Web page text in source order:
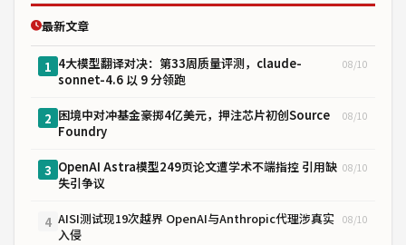
最新文章
1 4大模型翻译对决：第33周质量评测，claude-
sonnet-4.6 以 9 分领跑
08/10
2 困境中对冲基金豪掷4亿美元，押注芯片初创Source
Foundry
08/10
3 OpenAI Astra模型249页论文遭学术不端指控 引用缺
失引争议
08/10
4 AISI测试现19次越界 OpenAI与Anthropic代理涉真实
入侵
08/10